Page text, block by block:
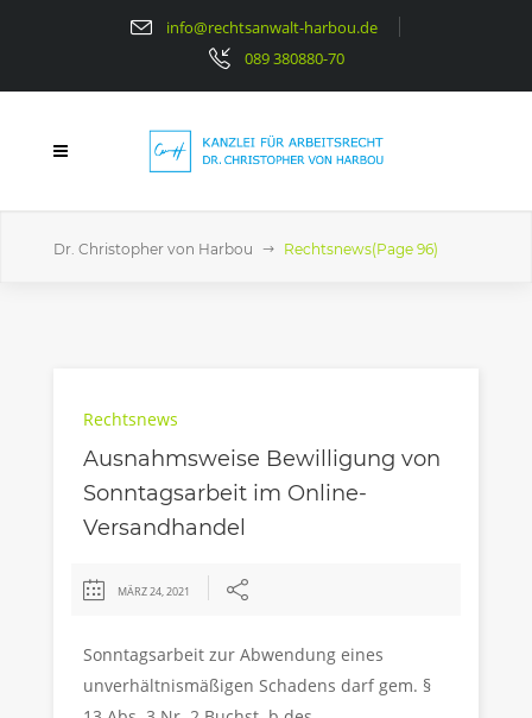
info@rechtsanwalt-harbou.de
089 380880-70
Dr. Christopher von Harbou Rechtsnews(Page 96)
Rechtsnews
Ausnahmsweise Bewilligung von
Sonntagsarbeit im Online-
Versandhandel
MÄRZ 24, 2021
Sonntagsarbeit zur Abwendung eines
unverhältnismäßigen Schadens darf gem. §